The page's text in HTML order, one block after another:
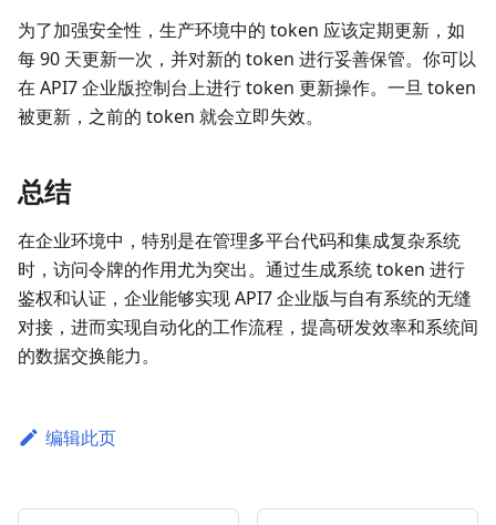
为了加强安全性，生产环境中的 token 应该定期更新，如
每 90 天更新一次，并对新的 token 进行妥善保管。你可以
在 API7 企业版控制台上进行 token 更新操作。一旦 token
被更新，之前的 token 就会立即失效。
总结
在企业环境中，特别是在管理多平台代码和集成复杂系统
时，访问令牌的作用尤为突出。通过生成系统 token 进行
鉴权和认证，企业能够实现 API7 企业版与自有系统的无缝
对接，进而实现自动化的工作流程，提高研发效率和系统间
的数据交换能力。
编辑此页